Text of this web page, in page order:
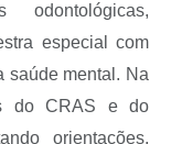
odontológicas,
especial com
saúde mental. Na
do CRAS e do
orientações,